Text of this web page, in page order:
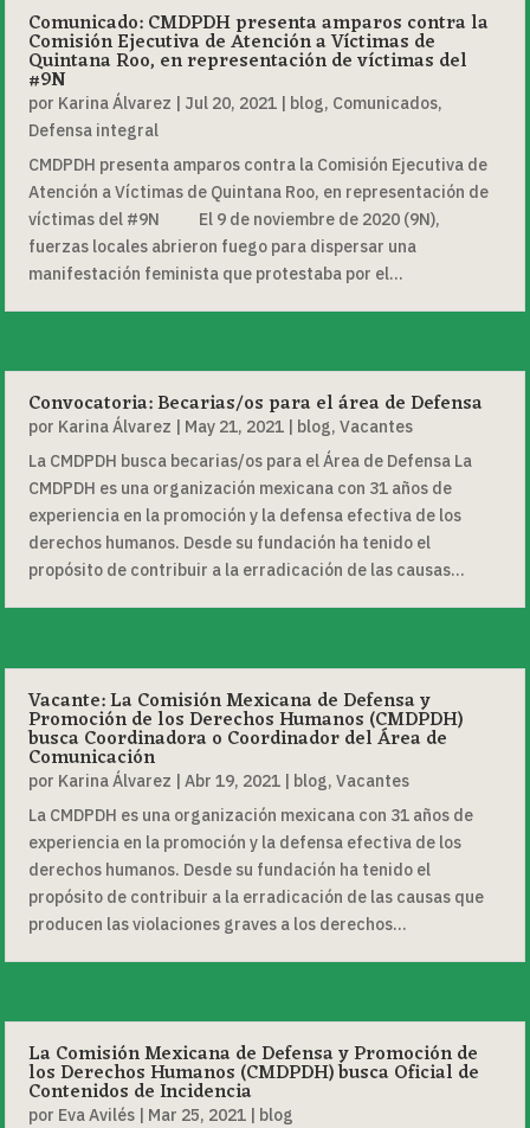
Comunicado: CMDPDH presenta amparos contra la
Comisión Ejecutiva de Atención a Víctimas de
Quintana Roo, en representación de víctimas del
#9N
por Karina Álvarez | Jul 20, 2021 | blog, Comunicados,
Defensa integral
CMDPDH presenta amparos contra la Comisión Ejecutiva de
Atención a Víctimas de Quintana Roo, en representación de
víctimas del #9N El 9 de noviembre de 2020 (9N),
fuerzas locales abrieron fuego para dispersar una
manifestación feminista que protestaba por el...
Convocatoria: Becarias/os para el área de Defensa
por Karina Álvarez | May 21, 2021 | blog,Vacantes
La CMDPDH busca becarias/os para el Área de Defensa La
CMDPDH es una organización mexicana con 31 años de
experiencia en la promoción y la defensa efectiva de los
derechos humanos. Desde su fundación ha tenido el
propósito de contribuir a la erradicación de las causas...
Vacante: La Comisión Mexicana de Defensa y
Promoción de los Derechos Humanos (CMDPDH)
busca Coordinadora o Coordinador del Área de
Comunicación
por Karina Álvarez |Abr 19, 2021 | blog,Vacantes
La CMDPDH es una organización mexicana con 31 años de
experiencia en la promoción y la defensa efectiva de los
derechos humanos. Desde su fundación ha tenido el
propósito de contribuir a la erradicación de las causas que
producen las violaciones graves a los derechos...
La Comisión Mexicana de Defensa y Promoción de
los Derechos Humanos (CMDPDH) busca Oficial de
Contenidos de Incidencia
por Eva Avilés | Mar 25, 2021 | blog